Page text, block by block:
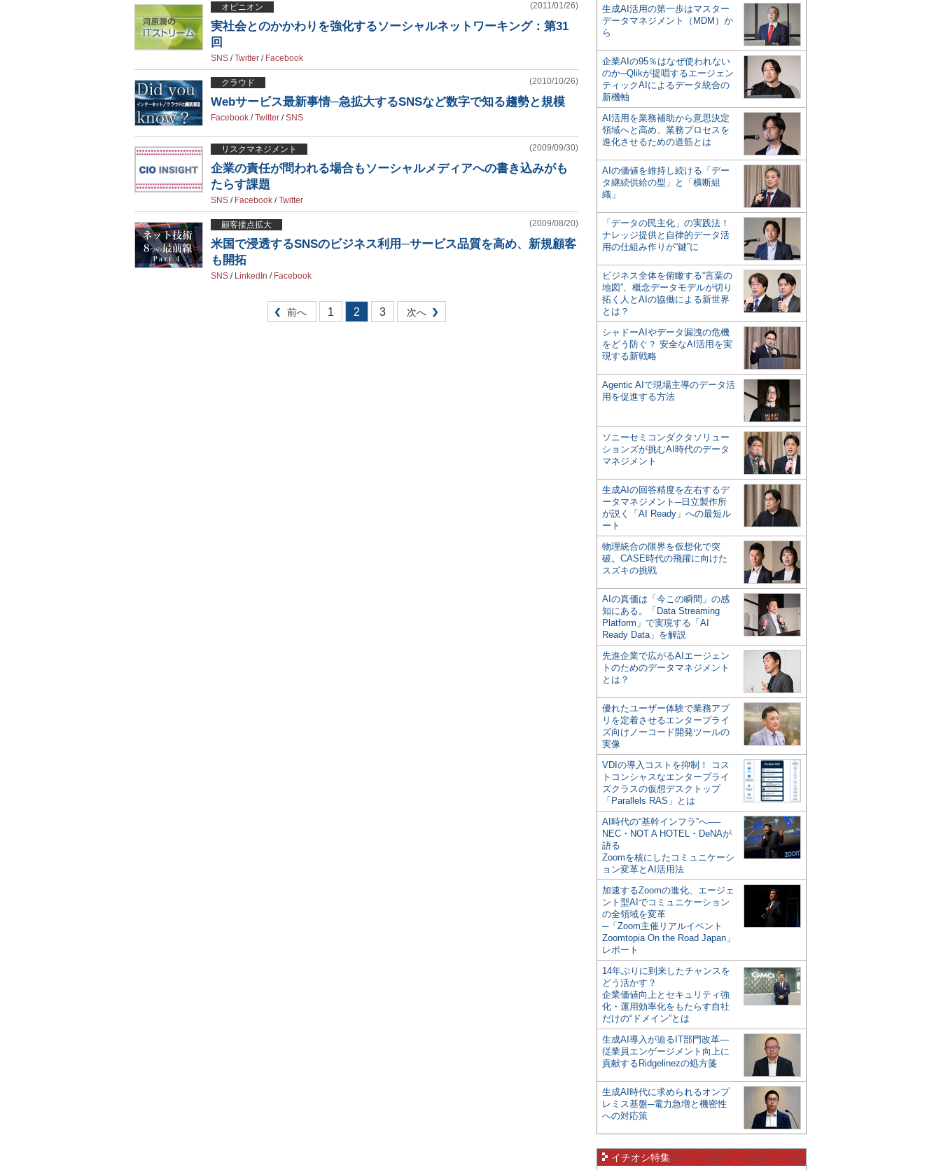
オピニオン (2011/01/26)
実社会とのかかわりを強化するソーシャルネットワーキング：第31
回
SNS /Twitter / Facebook
クラウド (2010/10/26)
Webサービス最新事情─急拡大するSNSなど数字で知る趨勢と規模
Facebook /Twitter /SNS
リスクマネジメント (2009/09/30)
企業の責任が問われる場合もソーシャルメディアへの書き込みがも
たらす課題
SNS / Facebook /Twitter
顧客接点拡大 (2009/08/20)
米国で浸透するSNSのビジネス利用─サービス品質を高め、新規顧客
も開拓
SNS / LinkedIn / Facebook
前へ 1 2 3 次へ
生成AI活用の第一歩はマスター
データマネジメント（MDM）か
ら
企業AIの95％はなぜ使われない
のか─Qlikが提唱するエージェン
ティックAIによるデータ統合の
新機軸
AI活用を業務補助から意思決定
領域へと高め、業務プロセスを
進化させるための道筋とは
AIの価値を維持し続ける「デー
タ継続供給の型」と「横断組
織」
「データの民主化」の実践法！
ナレッジ提供と自律的データ活
用の仕組み作りが“鍵”に
ビジネス全体を俯瞰する“言葉の
地図”、概念データモデルが切り
拓く人とAIの協働による新世界
とは？
シャドーAIやデータ漏洩の危機
をどう防ぐ？ 安全なAI活用を実
現する新戦略
Agentic AIで現場主導のデータ活
用を促進する方法
ソニーセミコンダクタソリュー
ションズが挑むAI時代のデータ
マネジメント
生成AIの回答精度を左右するデ
ータマネジメント─日立製作所
が説く「AI Ready」への最短ル
ート
物理統合の限界を仮想化で突
破。CASE時代の飛躍に向けた
スズキの挑戦
AIの真価は「今この瞬間」の感
知にある。「Data Streaming
Platform」で実現する「AI
Ready Data」を解説
先進企業で広がるAIエージェン
トのためのデータマネジメント
とは？
優れたユーザー体験で業務アプ
リを定着させるエンタープライ
ズ向けノーコード開発ツールの
実像
VDIの導入コストを抑制！ コス
トコンシャスなエンタープライ
ズクラスの仮想デスクトップ
「Parallels RAS」とは
AI時代の“基幹インフラ”へ──
NEC・NOT A HOTEL・DeNAが
語る
Zoomを核にしたコミュニケーシ
ョン変革とAI活用法
加速するZoomの進化、エージェ
ント型AIでコミュニケーション
の全領域を変革
─「Zoom主催リアルイベント
Zoomtopia On the Road Japan」
レポート
14年ぶりに到来したチャンスを
どう活かす？
企業価値向上とセキュリティ強
化・運用効率化をもたらす自社
だけの“ドメイン”とは
生成AI導入が迫るIT部門改革―
従業員エンゲージメント向上に
貢献するRidgelinezの処方箋
生成AI時代に求められるオンプ
レミス基盤─電力急増と機密性
への対応策
イチオシ特集